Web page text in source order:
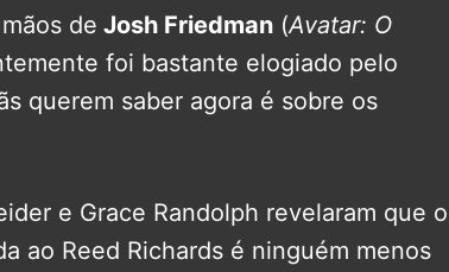
de Josh Friedman (Avatar: O
foi bastante elogiado pelo
querem saber agora é sobre os
e Grace Randolph revelaram que o
ao Reed Richards é ninguém menos